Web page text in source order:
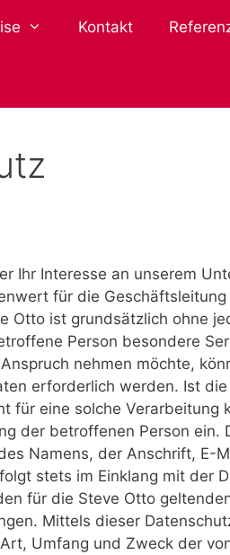
Kontakt
Ihr Interesse an unserem
für die
Otto ist grundsätzlich ohne
Person besondere
nehmen möchte,
erforderlich werden. Ist
für eine solche Verarbeitung
der betroffenen Person ein.
Namens, der Anschrift, E-
stets im Einklang mit der
für die Steve Otto
Mittels dieser
Umfang und Zweck der